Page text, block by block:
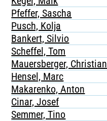
Pfeffer, Sascha
Pusch, Kolja
Bankert, Silvio
Scheffel, Tom
Mauersberger, Christian
Hensel, Marc
Makarenko, Anton
Cinar, Josef
Semmer, Tino